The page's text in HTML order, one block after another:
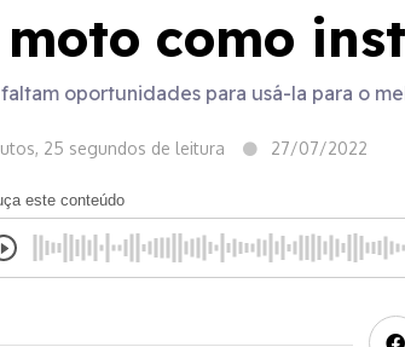
como
oportunidades para usá-la para o
25 segundos de leitura 27/07/2022
este conteúdo